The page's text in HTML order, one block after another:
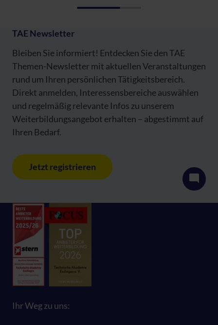
TAE Newsletter
Bleiben Sie informiert! Entdecken Sie den TAE
Themen-Newsletter mit aktuellen Veranstaltungen
rund um Ihren persönlichen Tätigkeitsbereich.
Direkt anmelden, Interessensbereiche auswählen
und regelmäßig relevante Infos zu unserem
Weiterbildungsangebot erhalten – abgestimmt auf
Ihren Bedarf.
Jetzt registrieren
Ihr Weg zu uns: